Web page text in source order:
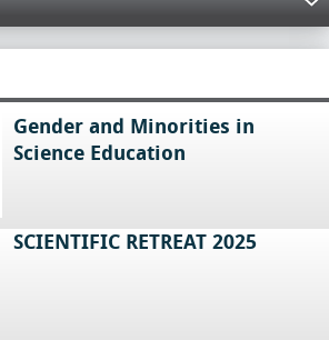
Gender and Minorities in
Science Education
SCIENTIFIC RETREAT 2025